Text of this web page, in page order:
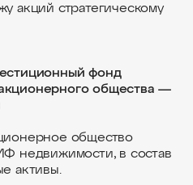
акций стратегическому
фонд
общества —
общество
недвижимости, в состав
активы.